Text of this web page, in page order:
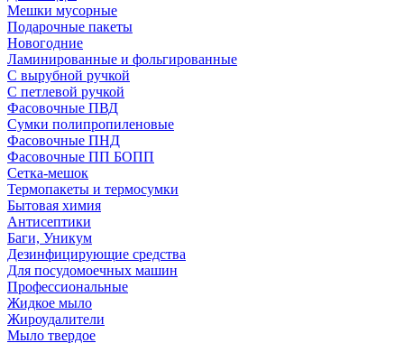
Мешки мусорные
Подарочные пакеты
Новогодние
Ламинированные и фольгированные
С вырубной ручкой
С петлевой ручкой
Фасовочные ПВД
Сумки полипропиленовые
Фасовочные ПНД
Фасовочные ПП БОПП
Сетка-мешок
Термопакеты и термосумки
Бытовая химия
Антисептики
Баги, Уникум
Дезинфицирующие средства
Для посудомоечных машин
Профессиональные
Жидкое мыло
Жироудалители
Мыло твердое